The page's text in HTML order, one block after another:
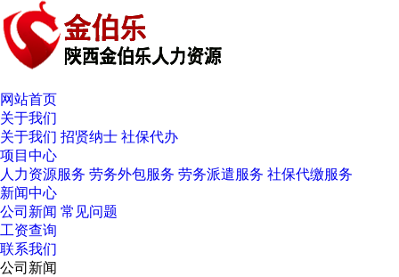
网站首页
关于我们
关于我们 招贤纳士 社保代办
项目中心
人力资源服务 劳务外包服务 劳务派遣服务 社保代缴服务
新闻中心
公司新闻 常见问题
工资查询
联系我们
公司新闻